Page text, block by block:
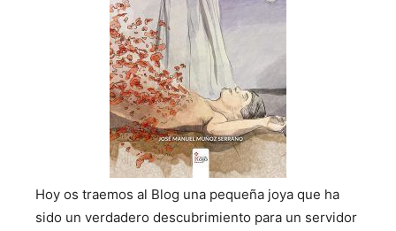
Hoy os traemos al Blog una pequeña joya que ha
sido un verdadero descubrimiento para un servidor